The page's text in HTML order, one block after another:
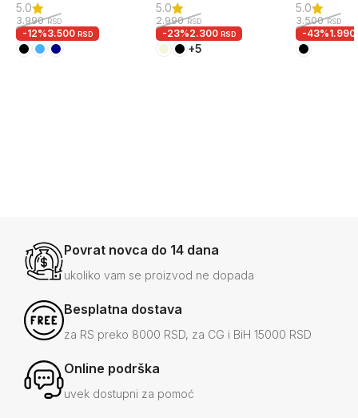
5.0
3.990RSD
-12%3.500 RSD
5.0
2.990RSD
-23%2.300RSD
+5
5.0
3.500RSD
-43%1.990
Povrat novca do 14 dana
ukoliko vam se proizvod ne dopada
Besplatna dostava
za RS preko 8000 RSD, za CG i BiH 15000 RSD
Online podrška
uvek dostupni za pomoć